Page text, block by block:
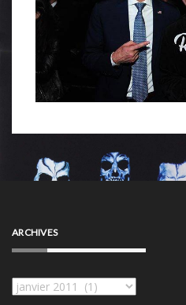
ARCHIVES
Archives